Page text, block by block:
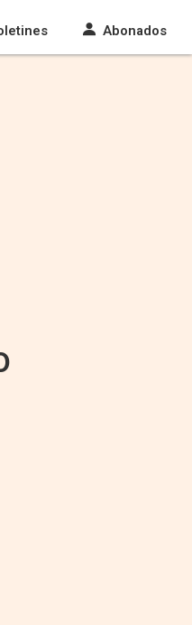
Abonados